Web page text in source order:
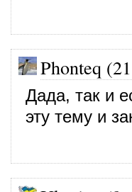
Phonteq
Дада, так и
эту тему и